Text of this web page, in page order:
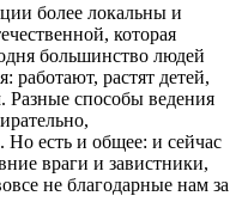
более локальны и
которая
большинство людей
работают, растят детей,
способы ведения
Но есть и общее: и сейчас
враги и завистники,
не благодарные нам за